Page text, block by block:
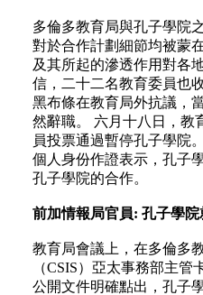
多倫多教育局與孔子學院
對於合作計劃細節均被蒙
及其所起的滲透作用對各
信，二十二名教育委員也
黑布條在教育局外抗議，
然辭職。 六月十八日，教
員投票通過暫停孔子學院
個人身份作證表示，孔子
孔子學院的合作。
前加情報局官員: 孔子學
教育局會議上，在多倫多
（CSIS）亞太事務部主
公開文件明確點出，孔子